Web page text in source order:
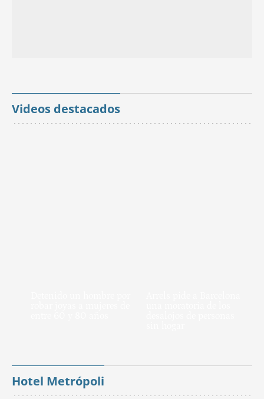
Videos destacados
Hotel Metrópoli